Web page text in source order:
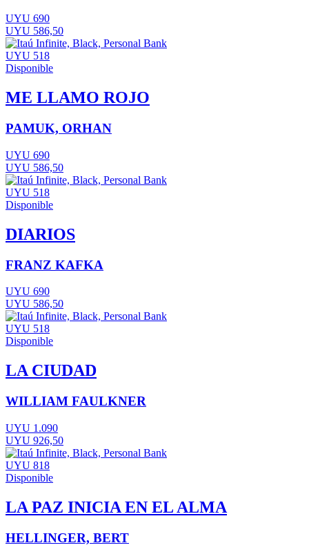
UYU 690
UYU 586,50
UYU 518
Disponible
ME LLAMO ROJO
PAMUK, ORHAN
UYU 690
UYU 586,50
UYU 518
Disponible
DIARIOS
FRANZ KAFKA
UYU 690
UYU 586,50
UYU 518
Disponible
LA CIUDAD
WILLIAM FAULKNER
UYU 1.090
UYU 926,50
UYU 818
Disponible
LA PAZ INICIA EN EL ALMA
HELLINGER, BERT